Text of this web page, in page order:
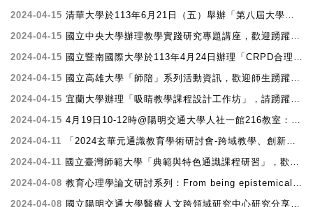
2024-04-15 清華大學於113年6月21日（五）舉辦「第八屆大學教師創新教學研討會─啟動未來學習力：國際視野教出新人 才」，歡迎教師踴躍報名參加。
2024-04-15 國立中央大學辦理教學實踐研究專題講座，歡迎踴躍參加。
2024-04-15 國立暨南國際大學於113年4月24日辦理「CRPD合理調整：身心障礙學生的權益，是平權還是特權？」教師教學知能活動，歡迎踴躍報名參加。
2024-04-15 國立高雄大學「師陪」系列活動資訊，歡迎師生踴躍報名參加。
2024-04-15 宜蘭大學辦理「吸睛教學課程設計工作坊」，請踴躍參加。
2024-04-15 4月19日10-12時@陽明交通大學人社一館216教室：青年尼特的煩惱--後疫情時代青年尼特傾向之相關研究
2024-04-11
「2024玄華元通識教育學術研討會-跨域教學、創新教育與AI人工智慧」，歡迎教師踴躍投稿報名。
2024-04-11 國立臺灣師範大學「典範與特色通識課程研習」，歡迎教師踴躍報名參加。
2024-04-08 教育心理學論文研討系列：From being epistemically aware to becoming epistemically active: Reading Multiple Documents in the AI Era
2024-04-08 國立陽明交通大學醫療人文跨領域研究中心研究分享會:比較健康新聞，科學新聞及政治新聞的差異